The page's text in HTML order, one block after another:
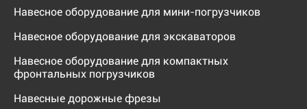
Навесное оборудование для мини-погрузчиков
Навесное оборудование для экскаваторов
Навесное оборудование для компактных
фронтальных погрузчиков
Навесные дорожные фрезы